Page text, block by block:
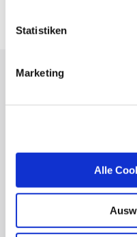
Statistiken
Marketing
Alle
Lassen Sie
Mit unserem
Highlights und